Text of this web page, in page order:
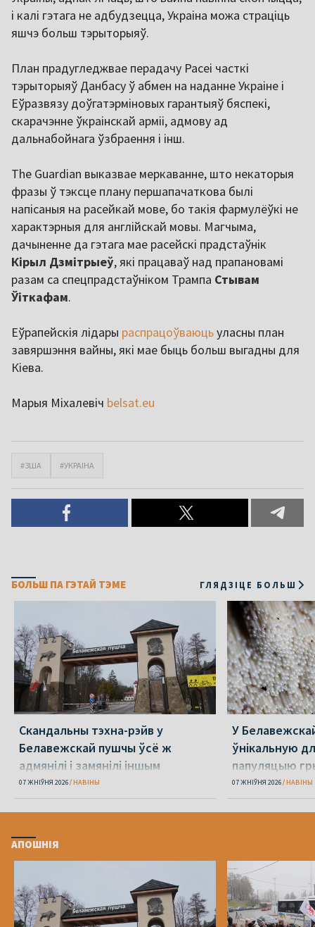
і калі гэтага не адбудзецца, Украіна можа страціць
яшчэ больш тэрыторыяў.
План прадугледжвае перадачу Расеі часткі
тэрыторыяў Данбасу ў абмен на наданне Украіне і
Еўразвязу доўгатэрміновых гарантыяў бяспекі,
скарачэнне ўкраінскай арміі, адмову ад
дальнабойнага ўзбраення і інш.
The Guardian выказвае меркаванне, што некаторыя
фразы ў тэксце плану першапачаткова былі
напісаныя на расейкай мове, бо такія фармулёўкі не
характэрныя для англійскай мовы. Магчыма,
дачыненне да гэтага мае расейскі прадстаўнік
Кірыл Дзмітрыеў, які працаваў над прапановамі
разам са спецпрадстаўніком Трампа Стывам
Ўіткафам.
Еўрапейскія лідары распрацоўваюцьуласны план
завяршэння вайны, які мае быць больш выгадны для
Кіева.
Марыя Міхалевіч belsat.eu
#ЗША #УКРАІНА
БОЛЬШ ПА ГЭТАЙ ТЭМЕ ГЛЯДЗІЦЕ БОЛЬШ
Скандальны тэхна-рэйв у
Белавежскай пушчы ўсё ж
адмянілі і замянілі іншым
07 ЖНІЎНЯ 2026 НАВІНЫ
У
ўнікальную
папуляцыю
07 ЖНІЎНЯ 2026 НАВІНЫ
АПОШНІЯ